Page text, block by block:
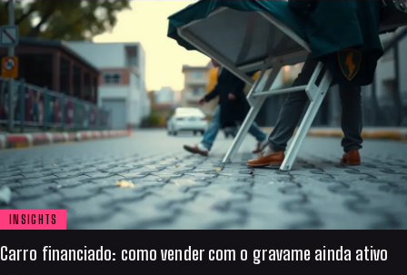
INSIGHTS
Carro financiado: como vender com o gravame ainda ativo